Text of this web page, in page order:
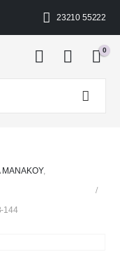
23210 55222
0
ΜΑΝΑΚΟΥ,
144